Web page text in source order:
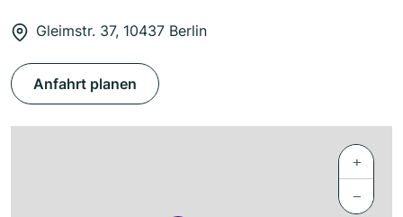
Gleimstr. 37, 10437 Berlin
Anfahrt planen
+
−